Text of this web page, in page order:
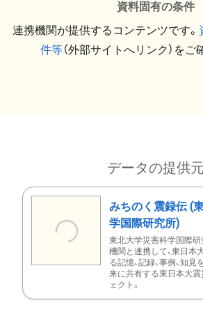
資料固有の条件
連携機関が提供するコンテンツです。
件等（外部サイトへリンク）をご
データの提供元
みちのく震録伝 (
学国際研究所)
東北大学災害科学国際研
機関と連携して、東日本
る記憶、記録、事例、知
来に共有する東日本大
ェクト。